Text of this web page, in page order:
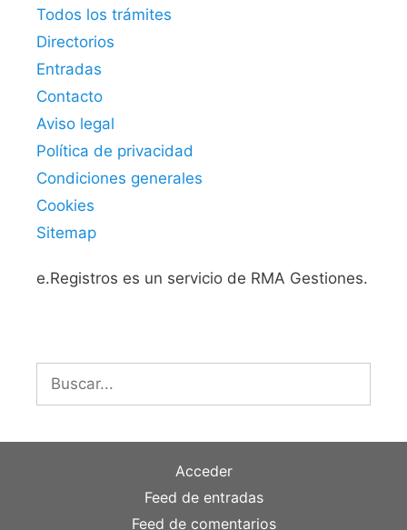
Todos los trámites
Directorios
Entradas
Contacto
Aviso legal
Política de privacidad
Condiciones generales
Cookies
Sitemap
e.Registros es un servicio de RMA Gestiones.
Acceder
Feed de entradas
Feed de comentarios